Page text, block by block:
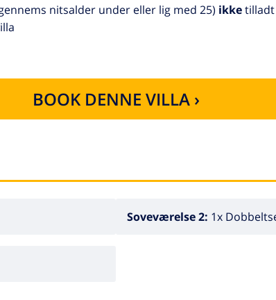
nitsalder under eller lig med 25) ikketilladt
BOOK DENNE VILLA ›
Soveværelse 2: 1x